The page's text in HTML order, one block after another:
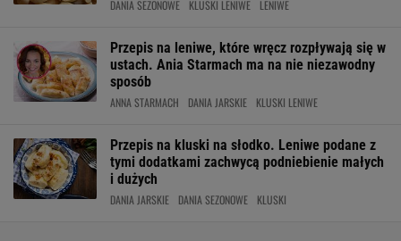
DANIA SEZONOWE KLUSKI LENIWE LENIWE
Przepis na leniwe, które wręcz rozpływają się w
ustach. Ania Starmach ma na nie niezawodny
sposób
ANNA STARMACH DANIA JARSKIE KLUSKI LENIWE
Przepis na kluski na słodko. Leniwe podane z
tymi dodatkami zachwycą podniebienie małych
i dużych
DANIA JARSKIE DANIA SEZONOWE KLUSKI